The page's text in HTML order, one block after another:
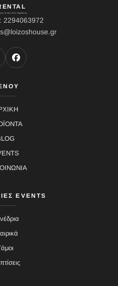
10, Κάτω Σούλι, Μαραθώνας
2294063972
EVENTS